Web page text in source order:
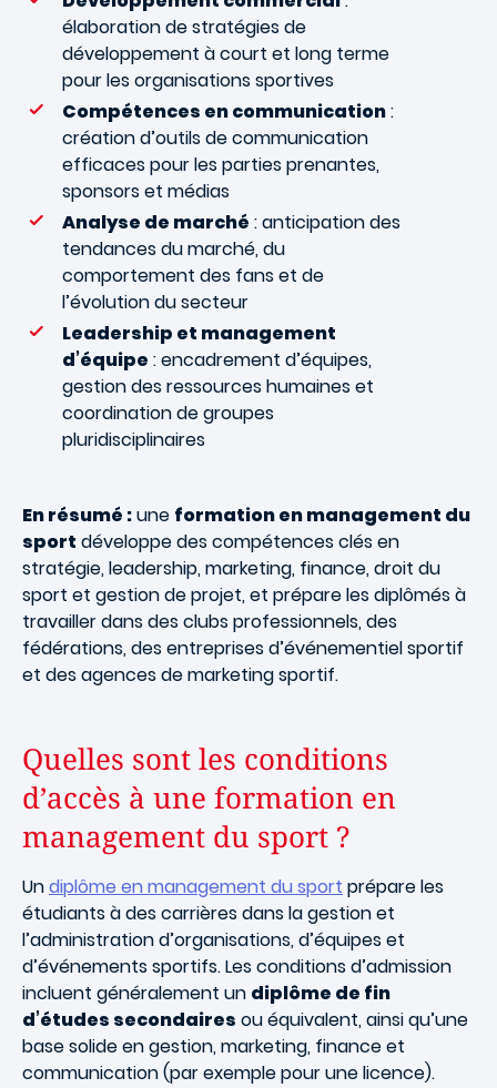
élaboration de stratégies de
développement à court et long terme
pour les organisations sportives
Compétences en communication:
création d’outils de communication
efficaces pour les parties prenantes,
sponsors et médias
Analyse de marché : anticipation des
tendances du marché, du
comportement des fans et de
l’évolution du secteur
Leadership et management
d’équipe : encadrement d’équipes,
gestion des ressources humaines et
coordination de groupes
pluridisciplinaires
En résumé :une formation en management du
sport développe des compétences clés en
stratégie, leadership, marketing, finance, droit du
sport et gestion de projet, et prépare les diplômés à
travailler dans des clubs professionnels, des
fédérations, des entreprises d’événementiel sportif
et des agences de marketing sportif.
Quelles sont les conditions
d’accès à une formation en
management du sport ?
Undiplôme en management du sport prépare les
étudiants à des carrières dans la gestion et
l’administration d’organisations, d’équipes et
d’événements sportifs. Les conditions d’admission
incluent généralement un diplôme de fin
d’études secondaires ou équivalent, ainsi qu’une
base solide en gestion, marketing, finance et
communication (par exemple pour une licence).